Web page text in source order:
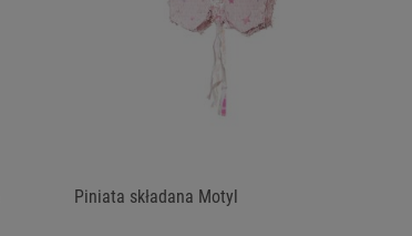
Piniata składana Motyl